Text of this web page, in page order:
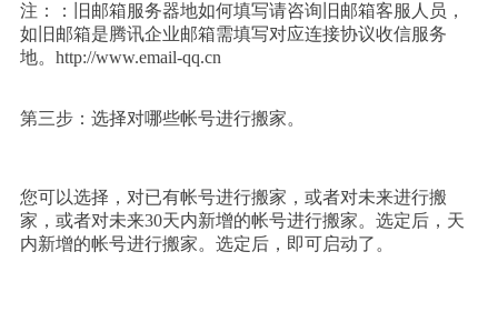
注：：旧邮箱服务器地如何填写请咨询旧邮箱客服人员，
如旧邮箱是腾讯企业邮箱需填写对应连接协议收信服务
地。http://www.email-qq.cn
第三步：选择对哪些帐号进行搬家。
您可以选择，对已有帐号进行搬家，或者对未来进行搬
家，或者对未来30天内新增的帐号进行搬家。选定后，天
内新增的帐号进行搬家。选定后，即可启动了。